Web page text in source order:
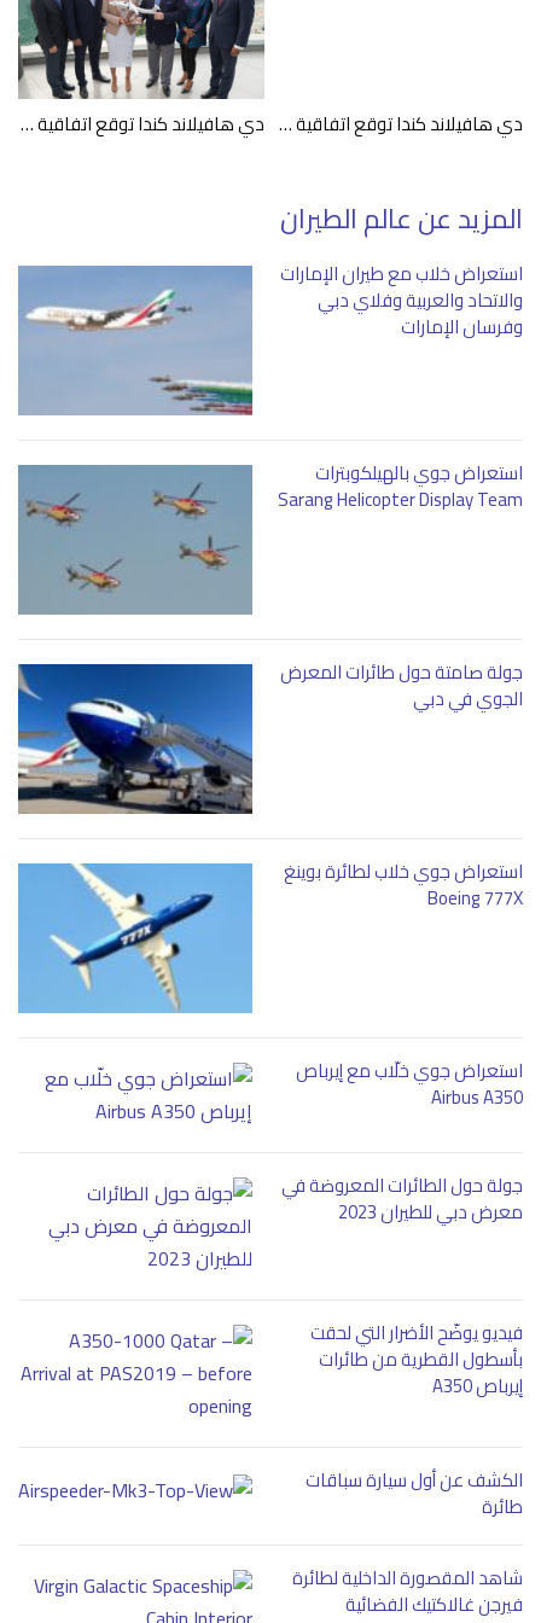
دي هافيلاند كندا توقع اتفاقية لبيع 3 طائرات داش 8-400 إلى إيلين جروب دي هافيلاند كندا توقع اتفاقية مع فالكون للطيران لتقديم الدعم لمشغلي طائرات داش 8 – 400
المزيد عن عالم الطيران
استعراض خلاب مع طيران الإمارات
والاتحاد والعربية وفلاي دبي
وفرسان الإمارات
استعراض جوي بالهيلكوبترات
Sarang Helicopter Display Team
جولة صامتة حول طائرات المعرض
الجوي في دبي
استعراض جوي خلاب لطائرة بوينغ
Boeing 777X
استعراض جوي خلّاب مع إيرباص
Airbus A350
جولة حول الطائرات المعروضة في
معرض دبي للطيران 2023
فيديو يوضّح الأضرار التي لحقت
بأسطول القطرية من طائرات
إيرباص A350
الكشف عن أول سيارة سباقات
طائرة
شاهد المقصورة الداخلية لطائرة
فيرجن غالاكتيك الفضائية